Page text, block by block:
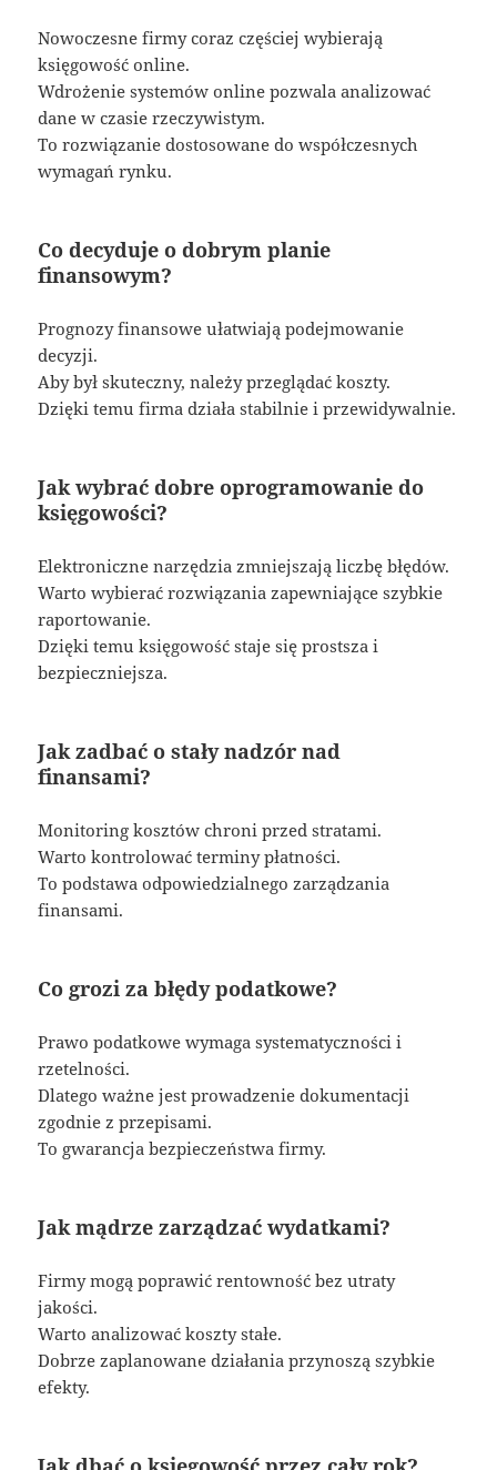
Nowoczesne firmy coraz częściej wybierają
księgowość online.
Wdrożenie systemów online pozwala analizować
dane w czasie rzeczywistym.
To rozwiązanie dostosowane do współczesnych
wymagań rynku.
Co decyduje o dobrym planie
finansowym?
Prognozy finansowe ułatwiają podejmowanie
decyzji.
Aby był skuteczny, należy przeglądać koszty.
Dzięki temu firma działa stabilnie i przewidywalnie.
Jak wybrać dobre oprogramowanie do
księgowości?
Elektroniczne narzędzia zmniejszają liczbę błędów.
Warto wybierać rozwiązania zapewniające szybkie
raportowanie.
Dzięki temu księgowość staje się prostsza i
bezpieczniejsza.
Jak zadbać o stały nadzór nad
finansami?
Monitoring kosztów chroni przed stratami.
Warto kontrolować terminy płatności.
To podstawa odpowiedzialnego zarządzania
finansami.
Co grozi za błędy podatkowe?
Prawo podatkowe wymaga systematyczności i
rzetelności.
Dlatego ważne jest prowadzenie dokumentacji
zgodnie z przepisami.
To gwarancja bezpieczeństwa firmy.
Jak mądrze zarządzać wydatkami?
Firmy mogą poprawić rentowność bez utraty
jakości.
Warto analizować koszty stałe.
Dobrze zaplanowane działania przynoszą szybkie
efekty.